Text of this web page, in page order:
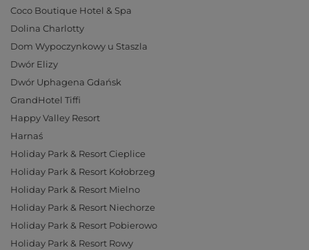
Coco Boutique Hotel & Spa
Dolina Charlotty
Dom Wypoczynkowy u Staszla
Dwór Elizy
Dwór Uphagena Gdańsk
GrandHotel Tiffi
Happy Valley Resort
Harnaś
Holiday Park & Resort Cieplice
Holiday Park & Resort Kołobrzeg
Holiday Park & Resort Mielno
Holiday Park & Resort Niechorze
Holiday Park & Resort Pobierowo
Holiday Park & Resort Rowy